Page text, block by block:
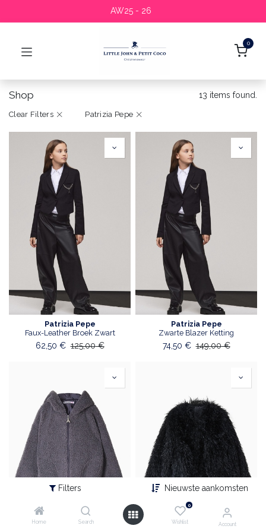
Filters Nieuwste aankomsten
Home Search
0
Wishlist Account
AW25 - 26
0
Shop 13 items found.
Clear Filters Patrizia Pepe
Patrizia Pepe
Faux-Leather Broek Zwart
62,50 € 125,00€
Patrizia Pepe
Zwarte Blazer Ketting
74,50 € 149,00€